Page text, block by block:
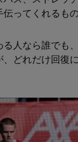
ってくれるも
る人なら誰でも
どれだけ回復